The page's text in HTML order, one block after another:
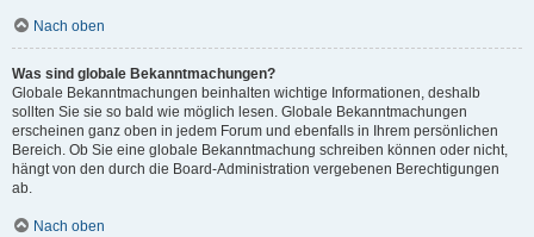
Nach oben
Was sind globale Bekanntmachungen?
Globale Bekanntmachungen beinhalten wichtige Informationen, deshalb
sollten Sie sie so bald wie möglich lesen. Globale Bekanntmachungen
erscheinen ganz oben in jedem Forum und ebenfalls in Ihrem persönlichen
Bereich. Ob Sie eine globale Bekanntmachung schreiben können oder nicht,
hängt von den durch die Board-Administration vergebenen Berechtigungen
ab.
Nach oben